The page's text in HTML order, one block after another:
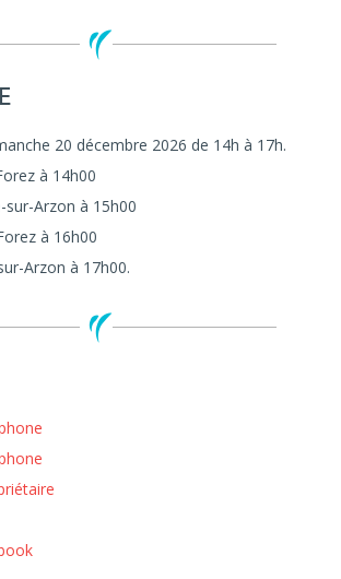
20 décembre 2026 de 14h à 17h.
à 14h00
Arzon à 15h00
à 16h00
Arzon à 17h00.